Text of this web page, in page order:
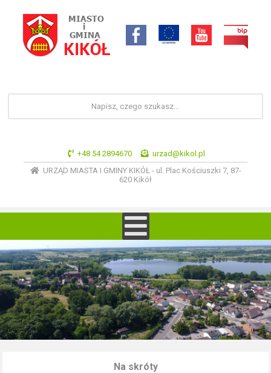
+48 54 2894670
urzad@kikol.pl
URZĄD MIASTA I GMINY KIKÓŁ - ul. Plac Kościuszki 7, 87-
620 Kikół
Na skróty